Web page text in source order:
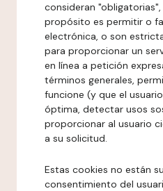
consideran
propósito es permitir o
electrónica, o son
para proporcionar un
en línea a petición
términos generales,
funcione (y que el
óptima, detectar usos
proporcionar al usuario
a su solicitud.
Estas cookies no están
consentimiento del